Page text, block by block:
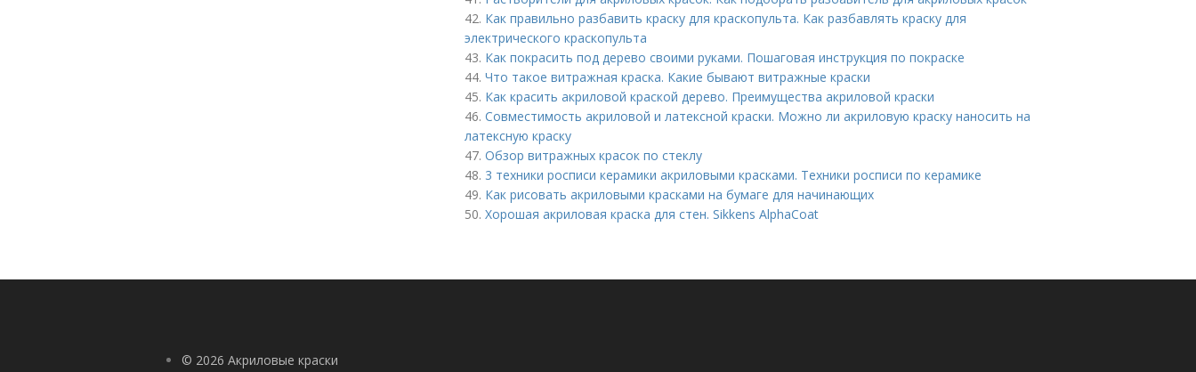
42. Как правильно разбавить краску для краскопульта. Как разбавлять краску для
электрического краскопульта
43. Как покрасить под дерево своими руками. Пошаговая инструкция по покраске
44. Что такое витражная краска. Какие бывают витражные краски
45. Как красить акриловой краской дерево. Преимущества акриловой краски
46. Совместимость акриловой и латексной краски. Можно ли акриловую краску наносить на
латексную краску
47. Обзор витражных красок по стеклу
48. 3 техники росписи керамики акриловыми красками. Техники росписи по керамике
49. Как рисовать акриловыми красками на бумаге для начинающих
50. Хорошая акриловая краска для стен. Sikkens AlphaCoat
© 2026 Акриловые краски